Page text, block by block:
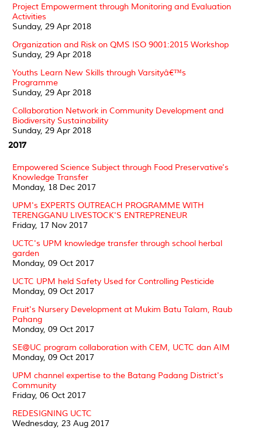
Project Empowerment through Monitoring and Evaluation
Activities
Sunday, 29 Apr 2018
Organization and Risk on QMS ISO 9001:2015 Workshop
Sunday, 29 Apr 2018
Youths Learn New Skills through Varsityâ€™s
Programme
Sunday, 29 Apr 2018
Collaboration Network in Community Development and
Biodiversity Sustainability
Sunday, 29 Apr 2018
2017
Empowered Science Subject through Food Preservative's
Knowledge Transfer
Monday, 18 Dec 2017
UPM's EXPERTS OUTREACH PROGRAMME WITH
TERENGGANU LIVESTOCK'S ENTREPRENEUR
Friday, 17 Nov 2017
UCTC's UPM knowledge transfer through school herbal
garden
Monday, 09 Oct 2017
UCTC UPM held Safety Used for Controlling Pesticide
Monday, 09 Oct 2017
Fruit's Nursery Development at Mukim Batu Talam, Raub
Pahang
Monday, 09 Oct 2017
SE@UC program collaboration with CEM, UCTC dan AIM
Monday, 09 Oct 2017
UPM channel expertise to the Batang Padang District's
Community
Friday, 06 Oct 2017
REDESIGNING UCTC
Wednesday, 23 Aug 2017